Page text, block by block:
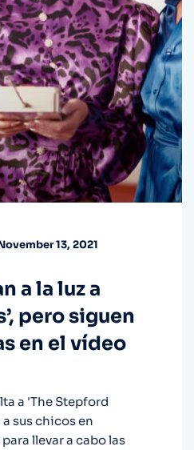
13, 2021
a la luz a
pero siguen
en el vídeo
a 'The Stepford
sus chicos en
llevar a cabo las